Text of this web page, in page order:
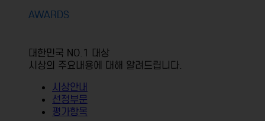
AWARDS
대한민국 NO.1 대상
시상의 주요내용에 대해 알려드립니다.
시상안내
선정부문
평가항목